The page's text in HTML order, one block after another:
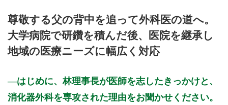
尊敬する父の背中を追って外科医の道へ。
大学病院で研鑽を積んだ後、医院を継承し
地域の医療ニーズに幅広く対応
はじめに、林理事長が医師を志したきっかけと、
消化器外科を専攻された理由をお聞かせください。